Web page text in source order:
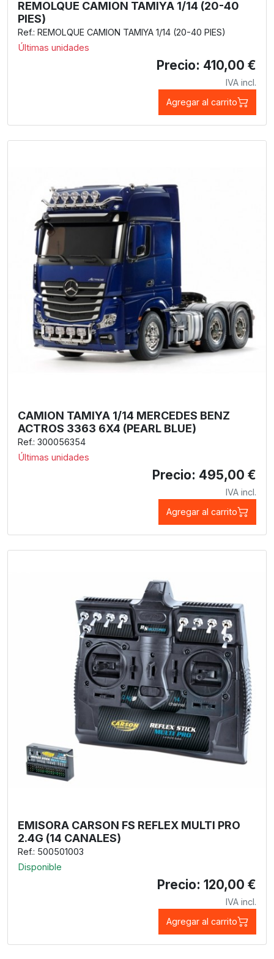
REMOLQUE CAMION TAMIYA 1/14 (20-40
PIES)
Ref.: REMOLQUE CAMION TAMIYA 1/14 (20-40 PIES)
Últimas unidades
Precio: 410,00 €
IVA incl.
Agregar al carrito
CAMION TAMIYA 1/14 MERCEDES BENZ
ACTROS 3363 6X4 (PEARL BLUE)
Ref.: 300056354
Últimas unidades
Precio: 495,00 €
IVA incl.
Agregar al carrito
EMISORA CARSON FS REFLEX MULTI PRO
2.4G (14 CANALES)
Ref.: 500501003
Disponible
Precio: 120,00 €
IVA incl.
Agregar al carrito